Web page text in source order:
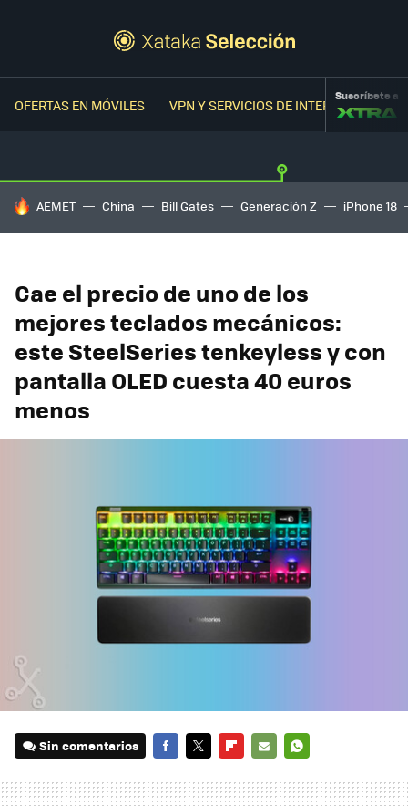
OFERTAS EN MÓVILES VPN Y SERVICIOS DE INTERNETSuscríbete a
HOY SE HABLA DE
AEMET China Bill Gates Generación Z iPhone 18
Cae el precio de uno de los
mejores teclados mecánicos:
este SteelSeries tenkeyless y con
pantalla OLED cuesta 40 euros
menos
Sin comentarios
MAIL